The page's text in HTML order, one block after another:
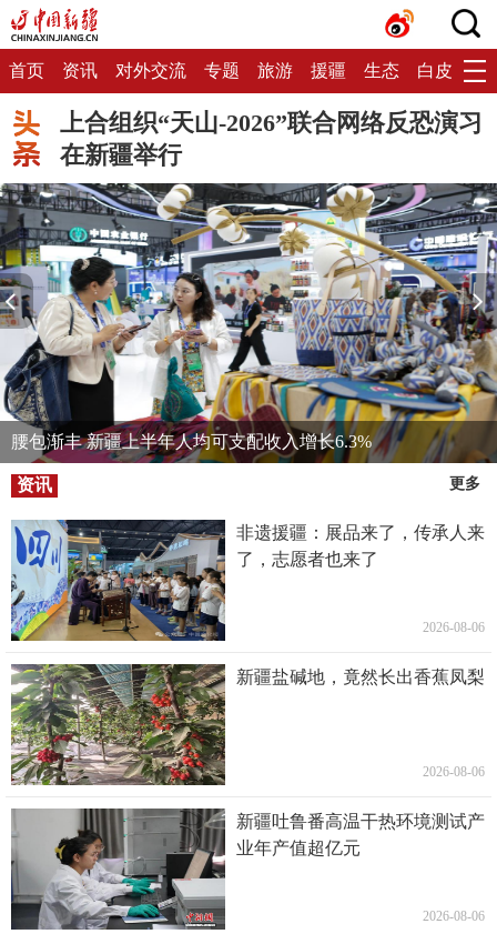
首页 资讯 对外交流 专题 旅游 援疆 生态 白皮书
上合组织“天山-2026”联合网络反恐演习
在新疆举行
腰包渐丰 新疆上半年人均可支配收入增长6.3%
资讯 更多
非遗援疆：展品来了，传承人来
了，志愿者也来了
2026-08-06
新疆盐碱地，竟然长出香蕉凤梨
2026-08-06
新疆吐鲁番高温干热环境测试产
业年产值超亿元
2026-08-06